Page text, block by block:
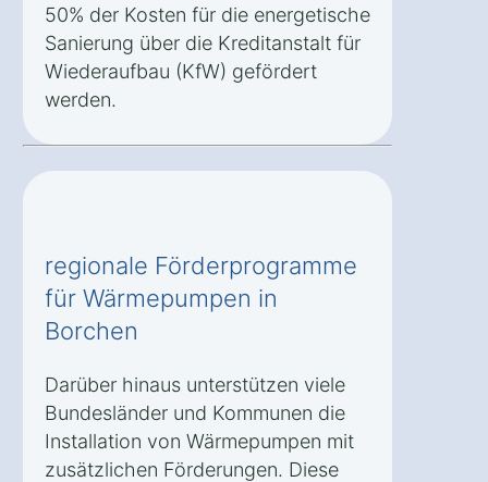
50% der Kosten für die energetische
Sanierung über die Kreditanstalt für
Wiederaufbau (KfW) gefördert
werden.
regionale Förderprogramme
für Wärmepumpen in
Borchen
Darüber hinaus unterstützen viele
Bundesländer und Kommunen die
Installation von Wärmepumpen mit
zusätzlichen Förderungen. Diese